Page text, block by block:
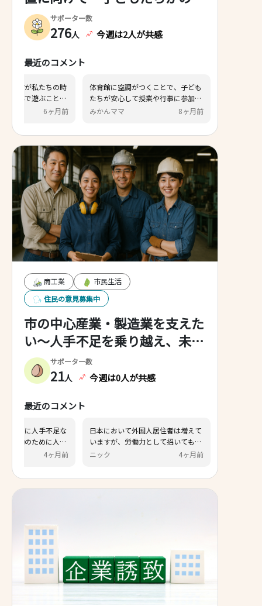
のびと体を動かせる環境づくり
～
サポーター数
276人 今週は2人が共感
最近のコメント
近年の日本は夏の猛暑がひどいた
め、早急に整備した方が良い。避難
場所にもなっているので地域の防災
匿名 4ヶ月前
小学生の子供がいますが私た
のように夏場自由に外で遊ぶ
らできなくとても可哀想なの
は本当に素晴らしい事だと思
す。 このような課題に取り組
する事ができる行動力のある
んがいてくれてとても心強い
じゅん
商工業
市民生活
住民の意見募集中
市の中心産業・製造業を支えた
い～人手不足を乗り越え、未来
へつなぐまちへ～
サポーター数
21人 今週は0人が共感
最近のコメント
ご意見ありがとうござます。 コメン
ト頂いた「生活保護者」となること
をご心配されていましたので行政へ
八尋 伸二
人手不足というが本当に人手
のか。低賃金、重労働のため
集まらないだけでは？ それで
も困る。 外国人は近年問題に
に外国人を入れて欲しくない
匿名